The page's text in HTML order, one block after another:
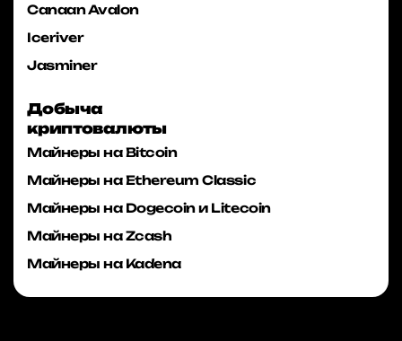
Canaan Avalon
Iceriver
Jasminer
Добыча
криптовалюты
Майнеры на Bitcoin
Майнеры на Ethereum Classic
Майнеры на Dogecoin и Litecoin
Майнеры на Zcash
Майнеры на Kadena